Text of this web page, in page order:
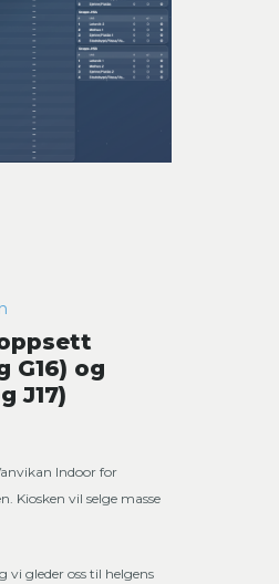
G16) og
J17)
Indoor for
Kiosken vil selge masse
vi gleder oss til helgens